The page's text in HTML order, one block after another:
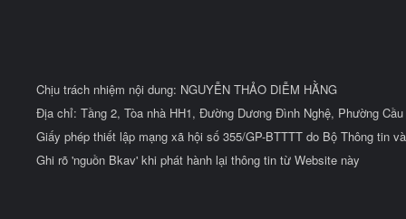
Chịu trách nhiệm nội dung: NGUYỄN THẢO DIỄM HẰNG
Địa chỉ: Tầng 2, Tòa nhà HH1, Đường Dương Đình Nghệ, Phường
Giấy phép thiết lập mạng xã hội số 355/GP-BTTTT do Bộ Thông tin
Ghi rõ 'nguồn Bkav' khi phát hành lại thông tin từ Website này